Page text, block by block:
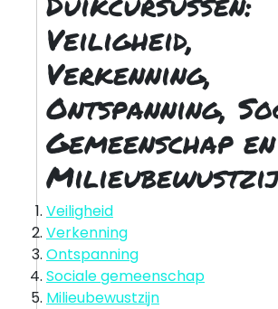
Veiligheid,
Verkenning,
Ontspanning,
Gemeenschap en
Veiligheid
Verkenning
Ontspanning
Sociale gemeenschap
Milieubewustzijn